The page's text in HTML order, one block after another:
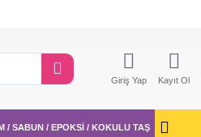
Giriş Yap Kayıt Ol
/ SABUN / EPOKSI / KOKULU TAŞ